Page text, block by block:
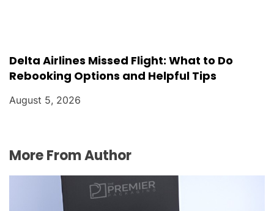
Delta Airlines Missed Flight: What to Do
Rebooking Options and Helpful Tips
August 5, 2026
More From Author